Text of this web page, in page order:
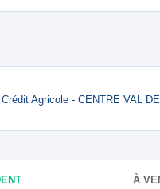
Agricole - CENTRE VAL
À